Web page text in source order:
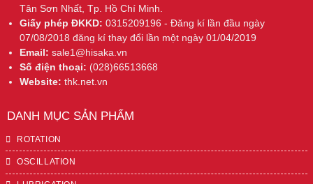
Tân Sơn Nhất, Tp. Hồ Chí Minh.
Giấy phép ĐKKD: 0315209196 - Đăng kí lần đầu ngày
07/08/2018 đăng kí thay đổi lần một ngày 01/04/2019
Email: sale1@hisaka.vn
Số điện thoại: (028)66513668
Website: thk.net.vn
DANH MỤC SẢN PHẨM
ROTATION
OSCILLATION